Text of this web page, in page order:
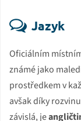
Jazyk
Oficiálním
známé jako
prostředkem v
avšak díky
závislá, je